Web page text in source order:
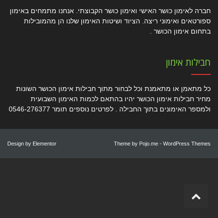
חברה לאימון כושר האישי ואימון כושר הקבוצתי. אנחנו מתמחים באימון
ספורטאים ואימוני ריצה. הציוד ושיטות האימון שלנו הן מהמובילות
בתחום אימון הכושר .
חבילות אימון
כל מתאמן או מתאמנת וכל לבחור מתוך חבילות אימון הכושר השונות
מחיר חבילות אימון הכושר יהיו בהתאם לכמות האימון השבועית
ולמספר האימונים בתוך החבילה . לפרטים נוספים תומר 0546-276377
Theme by Pojo.me - WordPress Themes
Design by Elementor